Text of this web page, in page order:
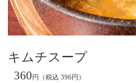
キムチスープ
360円（税込 396円）